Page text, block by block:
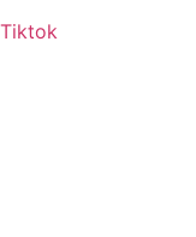
Tiktok